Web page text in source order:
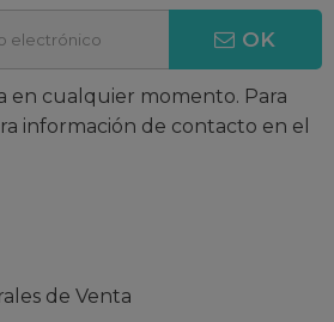
OK
en cualquier momento. Para
información de contacto en el
de Venta